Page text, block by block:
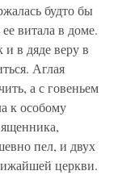
будто бы
витала в доме.
и в дяде веру в
Аглая
а с говеньем
к особому
пел, и двух
церкви.